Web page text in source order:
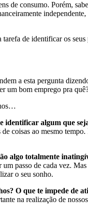
de consumo. Porém,
de identificar os seus
a esta pergunta
um bom emprego pra
identificar algum que
de coisas ao mesmo
algo totalmente
passo de cada vez.
o seu sonho.
O que te impede de
na realização de